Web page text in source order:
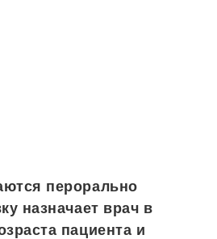
перорально
назначает врач в
пациента и